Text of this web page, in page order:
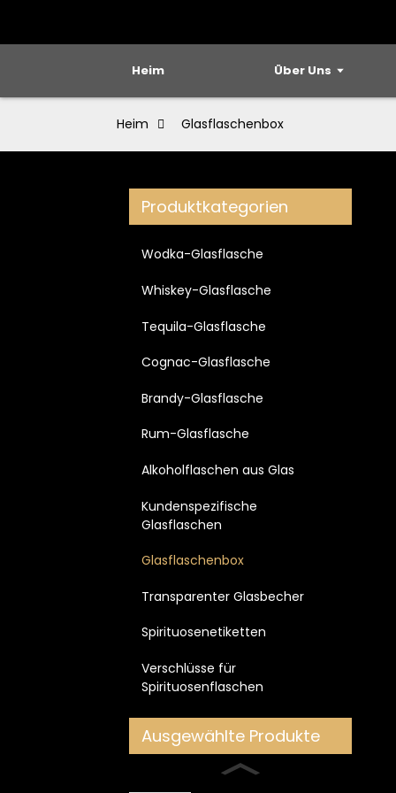
Heim Über Uns
Heim Glasflaschenbox
Produktkategorien
Wodka-Glasflasche
Whiskey-Glasflasche
Tequila-Glasflasche
Cognac-Glasflasche
Brandy-Glasflasche
Rum-Glasflasche
Alkoholflaschen aus Glas
Kundenspezifische
Glasflaschen
Glasflaschenbox
Transparenter Glasbecher
Spirituosenetiketten
Verschlüsse für
Spirituosenflaschen
Ausgewählte Produkte